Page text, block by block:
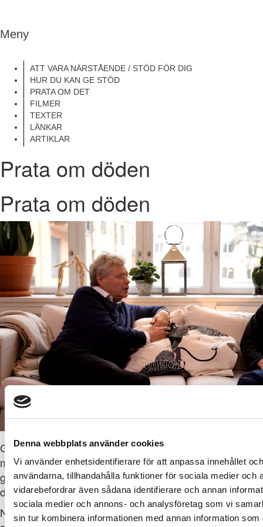
Denna webbplats använder cookies
Vi använder enhetsidentifierare för att anpassa innehållet
användarna, tillhandahålla funktioner för sociala medier och
vidarebefordrar även sådana identifierare och annan
sociala medier och annons- och analysföretag som vi
sin tur kombinera informationen med annan information som
Meny
ATT VARA NÄRSTÅENDE / STÖD FÖR DIG
HUR DU KAN GE STÖD
PRATA OM DET
FILMER
TEXTER
LÄNKAR
ARTIKLAR
Prata om döden
Prata om döden
Genom att förbereda sig på vad som ska hända har vi
möjlighet att hantera även svåra händelser bättre. Detta
gäller i de allra flesta situationer i livet och så även i
denna.
När någon nära dig är svårt sjuk och närmar sig livets